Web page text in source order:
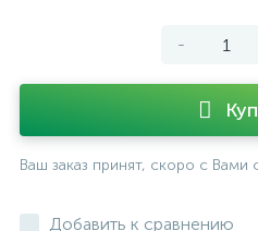
-
Ваш заказ принят, скоро с
Добавить к сравнению